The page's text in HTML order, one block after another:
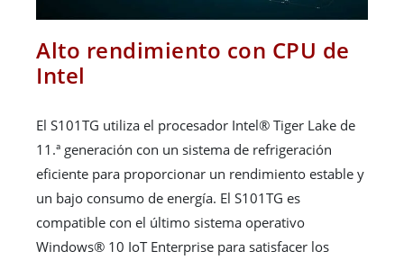
Alto rendimiento con CPU de
Intel
El S101TG utiliza el procesador Intel® Tiger Lake de
11.ª generación con un sistema de refrigeración
eficiente para proporcionar un rendimiento estable y
un bajo consumo de energía. El S101TG es
compatible con el último sistema operativo
Windows® 10 IoT Enterprise para satisfacer los